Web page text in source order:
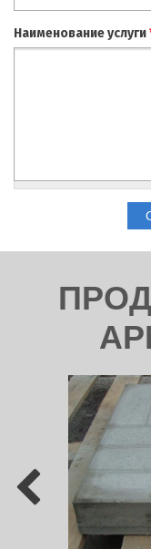
Наименование услуги